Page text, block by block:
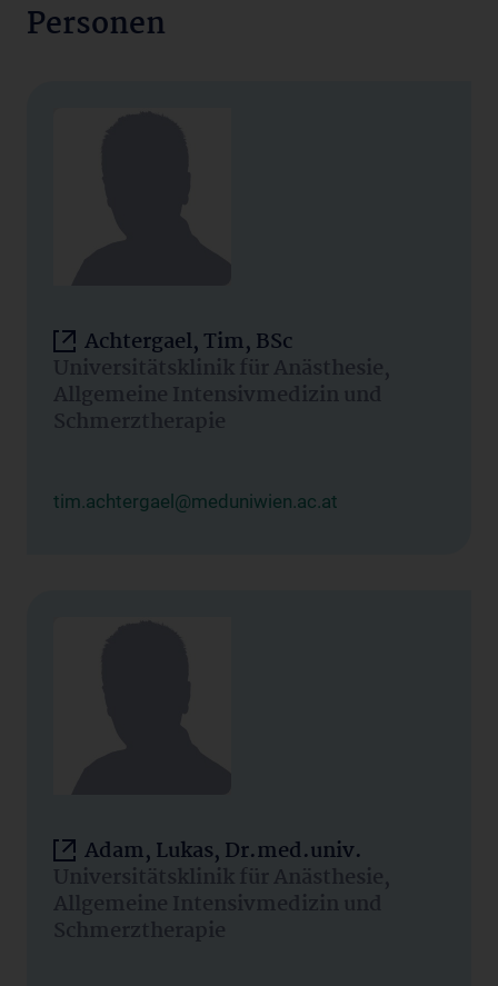
Personen
Achtergael, Tim, BSc
Universitätsklinik für Anästhesie,
Allgemeine Intensivmedizin und
Schmerztherapie
tim.achtergael@meduniwien.ac.at
Adam, Lukas, Dr.med.univ.
Universitätsklinik für Anästhesie,
Allgemeine Intensivmedizin und
Schmerztherapie